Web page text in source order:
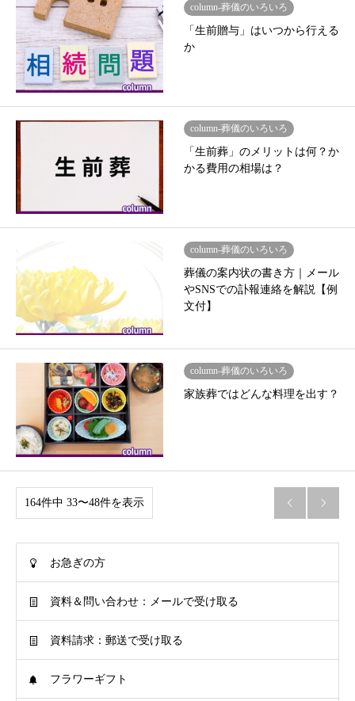
column-葬儀のいろいろ
「生前贈与」はいつから行える
か
column-葬儀のいろいろ
「生前葬」のメリットは何？か
かる費用の相場は？
column-葬儀のいろいろ
葬儀の案内状の書き方｜メール
やSNSでの訃報連絡を解説【例
文付】
column-葬儀のいろいろ
家族葬ではどんな料理を出す？
164件中 33〜48件を表示  
お急ぎの方
資料＆問い合わせ：メールで受け取る
資料請求：郵送で受け取る
フラワーギフト